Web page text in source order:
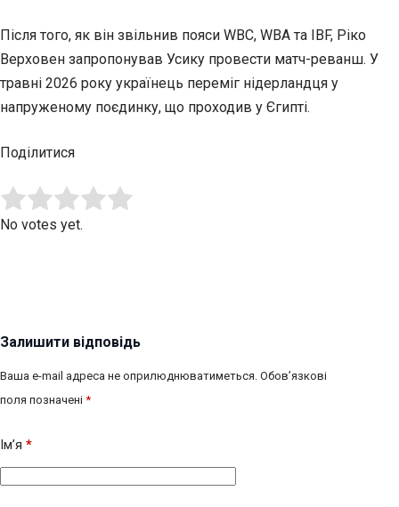
Після того, як він звільнив пояси WBC, WBA та IBF, Ріко
Верховен запропонував Усику провести матч-реванш. У
травні 2026 року українець переміг нідерландця у
напруженому поєдинку, що проходив у Єгипті.
Поділитися
Rate this item:
No votes yet.
Залишити відповідь
Ваша e-mail адреса не оприлюднюватиметься. Обов’язкові
поля позначені *
Ім’я *